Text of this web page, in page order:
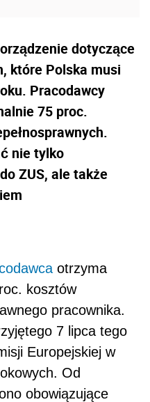
dotyczące
które Polska musi
Pracodawcy
75 proc.
nie tylko
ZUS, ale także
otrzyma
kosztów
pracownika.
7 lipca tego
Europejskiej w
Od
obowiązujące